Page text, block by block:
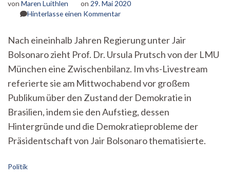
von Maren Luithlen on 29. Mai 2020
Hinterlasse einen Kommentarzu
das
Problem
der
Demokratie
Nach eineinhalb Jahren Regierung unter Jair
Bolsonaro zieht Prof. Dr. Ursula Prutsch von der LMU
München eine Zwischenbilanz. Im vhs-Livestream
referierte sie am Mittwochabend vor großem
Publikum über den Zustand der Demokratie in
Brasilien, indem sie den Aufstieg, dessen
Hintergründe und die Demokratieprobleme der
Präsidentschaft von Jair Bolsonaro thematisierte.
Politik